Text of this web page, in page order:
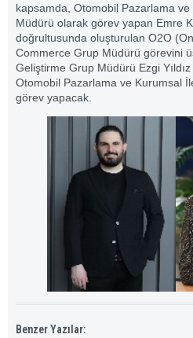
kapsamda, Otomobil Pazarlama
Müdürü olarak görev yapan Emre
doğrultusunda oluşturulan O2O
Commerce Grup Müdürü görevini
Geliştirme Grup Müdürü Ezgi
Otomobil Pazarlama ve Kurumsal
görev yapacak.
Benzer Yazılar: